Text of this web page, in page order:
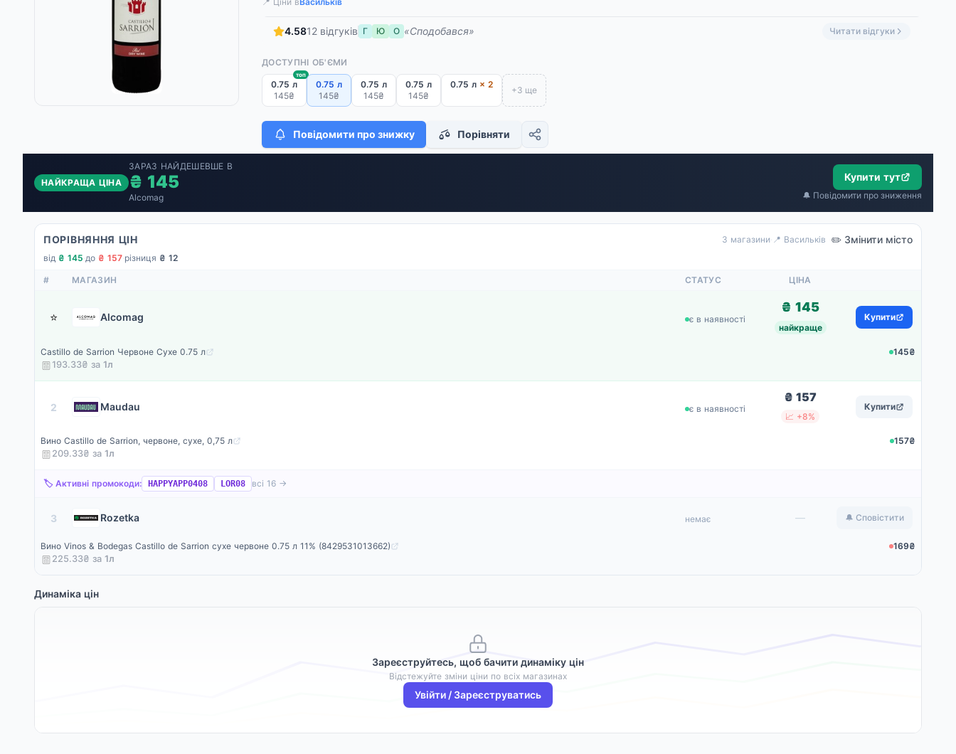
4.5812 відгуків Г Ю О «Сподобався» Читати відгуки
ДОСТУПНІ ОБ'ЄМИ
0.75 л
145₴
топ
0.75 л
145₴
0.75 л
145₴
0.75 л
145₴
0.75 л × 2
+3 ще
Повідомити про знижку Порівняти
НАЙКРАЩА ЦІНА
ЗАРАЗ НАЙДЕШЕВШЕ В
₴ 145
Alcomag
Купити тут
🔔 Повідомити про зниження
ПОРІВНЯННЯ ЦІН 3 магазини· 📍 Васильків ✏️ Змінити місто
від ₴ 145·до ₴ 157·різниця ₴ 12
# МАГАЗИН СТАТУС ЦІНА
⭐ Alcomag є в наявності
₴ 145
найкраще
Купити
Castillo de Sarrion Червоне Сухе 0.75 л
145₴
193.33₴ за 1л
2 Maudau є в наявності
₴ 157
📈 +8%
Купити
Вино Castillo de Sarrion, червоне, сухе, 0,75 л
157₴
209.33₴ за 1л
🏷️ Активні промокоди: HAPPYAPP0408 LOR08 всі 16 →
3 Rozetka немає — 🔔 Сповістити
Вино Vinos & Bodegas Castillo de Sarrion сухе червоне 0.75 л 11% (8429531013662)
169₴
225.33₴ за 1л
Динаміка цін
Зареєструйтесь, щоб бачити динаміку цін
Відстежуйте зміни ціни по всіх магазинах
Увійти / Зареєструватись